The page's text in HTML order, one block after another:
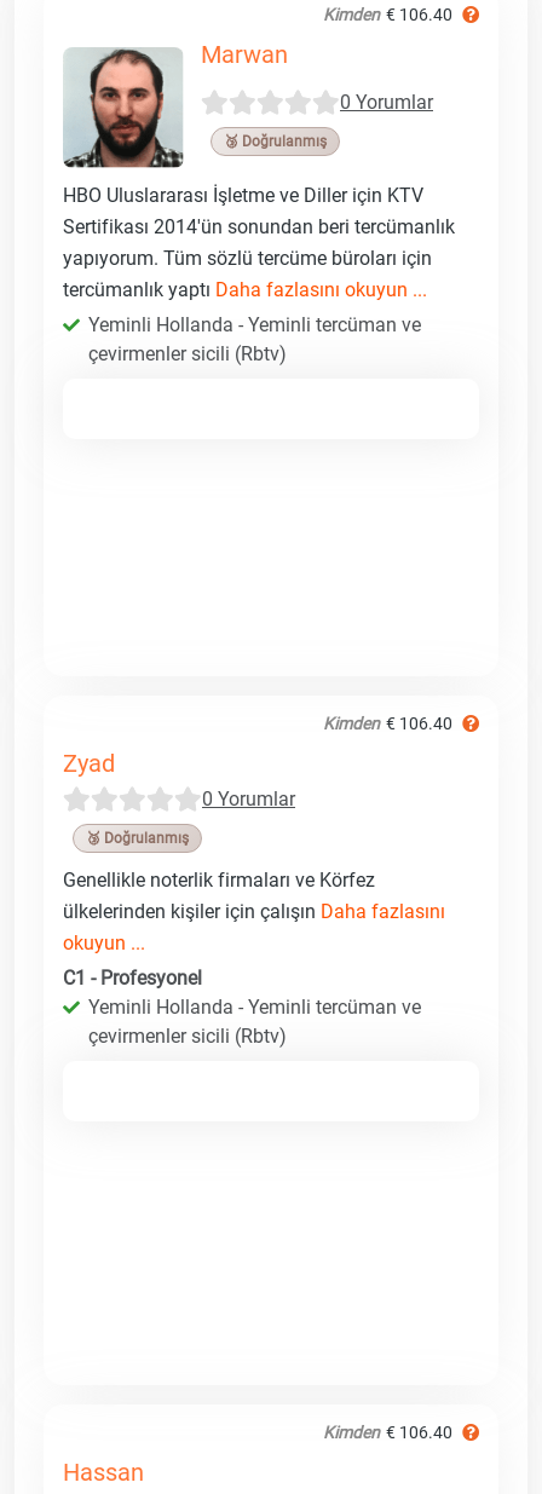
Kimden € 106.40
Marwan
0 Yorumlar
🥉 Doğrulanmış
HBO Uluslararası İşletme ve Diller için KTV
Sertifikası 2014'ün sonundan beri tercümanlık
yapıyorum. Tüm sözlü tercüme büroları için
tercümanlık yaptı Daha fazlasını okuyun ...
Yeminli Hollanda - Yeminli tercüman ve
çevirmenler sicili (Rbtv)
Kimden € 106.40
Zyad
0 Yorumlar
🥉 Doğrulanmış
Genellikle noterlik firmaları ve Körfez
ülkelerinden kişiler için çalışın Daha fazlasını
okuyun ...
C1 - Profesyonel
Yeminli Hollanda - Yeminli tercüman ve
çevirmenler sicili (Rbtv)
Kimden € 106.40
Hassan